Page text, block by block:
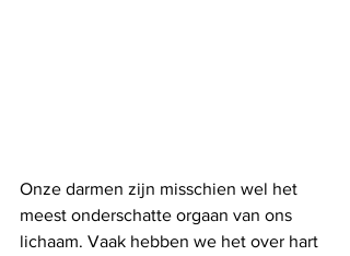
Onze darmen zijn misschien wel het
meest onderschatte orgaan van ons
lichaam. Vaak hebben we het over hart